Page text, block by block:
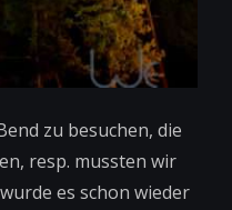
zu besuchen, die
resp. mussten wir
es schon wieder